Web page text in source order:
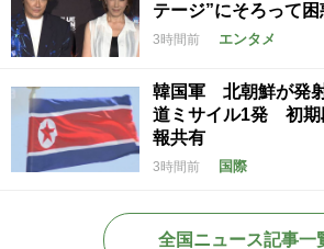
テージ”にそろって
3時間前 エンタメ
韓国軍 北朝鮮が発
道ミサイル1発 初期
報共有
3時間前 国際
全国ニュース記事一